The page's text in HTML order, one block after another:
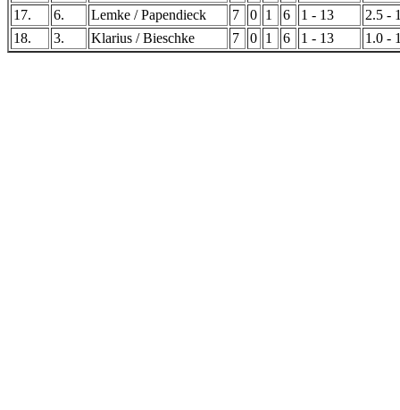
17.
6. Lemke / Papendieck 7 0 1 6 1 - 13
2.5 -
18.
3. Klarius / Bieschke 7 0 1 6 1 - 13 1.0 -